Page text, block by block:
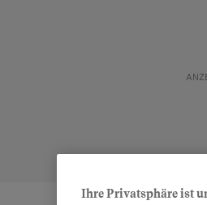
Ihre Privatsphäre ist